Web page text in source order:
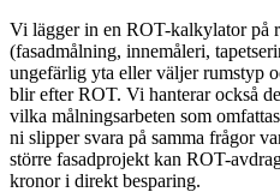
Vi lägger in en ROT-kalkylator på
(fasadmålning, innemåleri,
ungefärlig yta eller väljer rumstyp
blir efter ROT. Vi hanterar också
vilka målningsarbeten som
ni slipper svara på samma frågor
större fasadprojekt kan ROT-
kronor i direkt besparing.